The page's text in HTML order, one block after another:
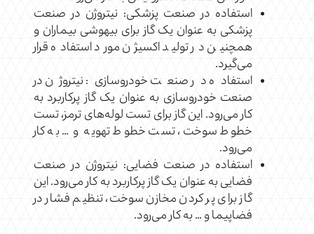
استفاده در صنعت پزشکی: نیتروژن در صنعت
پزشکی به عنوان یک گاز برای بیهوشی بیماران و
همچنین در تولید اکسیژن مورد استفاده قرار
می‌گیرد.
استفاده در صنعت خودروسازی: نیتروژن در
صنعت خودروسازی به عنوان یک گاز پرکاربرد به
کار می‌رود. این گاز برای تست لوله‌های ترمز، تست
خطوط سوخت، تست خطوط تهویه و … به کار
می‌رود.
استفاده در صنعت فضایی: نیتروژن در صنعت
فضایی به عنوان یک گاز پرکاربرد به کار می‌رود. این
گاز برای پر کردن مخازن سوخت، تنظیم فشار در
فضاپیما و … به کار می‌رود.